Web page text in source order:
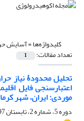
کلیدواژه‌ها =آسایش
تعداد مقالات: 1
تحلیل محدودۀ نیاز
اعتبارسنجی فایل
موردی: ایران، شهر
دوره 5، شماره 2، تابستان 1397، صفحه